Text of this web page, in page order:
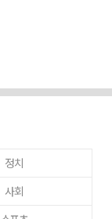
정치
사회